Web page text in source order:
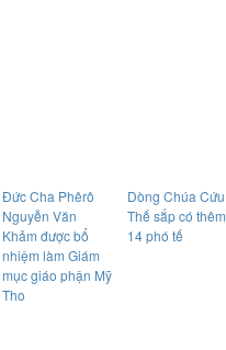
Đức Cha Phêrô
Nguyễn Văn
Khảm được bổ
nhiệm làm Giám
mục giáo phận Mỹ
Tho
Dòng Chúa Cứu
Thế sắp có thêm
14 phó tế